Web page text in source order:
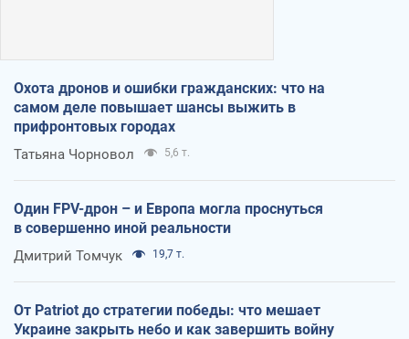
Охота дронов и ошибки гражданских: что на
самом деле повышает шансы выжить в
прифронтовых городах
Татьяна Чорновол 5,6 т.
Один FPV-дрон – и Европа могла проснуться
в совершенно иной реальности
Дмитрий Томчук 19,7 т.
От Patriot до стратегии победы: что мешает
Украине закрыть небо и как завершить войну